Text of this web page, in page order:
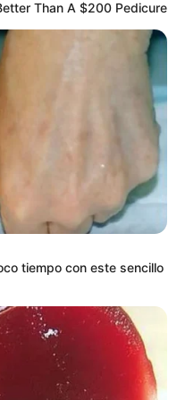
noticias que le
bien informado, por
de Alerta.
AL LLANO
Than A $200 Pedicure
tiempo con este sencillo